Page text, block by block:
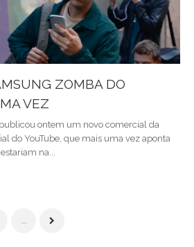
ZOMBA DO
VEZ
ontem um novo comercial da
do YouTube, que mais uma vez aponta
na...
...